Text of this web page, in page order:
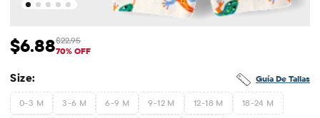
Precio de venta: $6.88
$6.88 Precio original: $22.95
$22.95
70% OFF
Guía De Tallas
Size:
0-3 M 3-6 M 6-9 M 9-12 M 12-18 M 18-24 M